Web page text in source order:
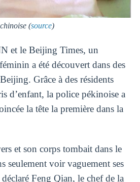
(source)
et le Beijing Times, un
a été découvert dans des
Grâce à des résidents
d’enfant, la police pékinoise a
la tête la première dans la
et son corps tombait dans le
seulement voir vaguement ses
Feng Qian, le chef de la